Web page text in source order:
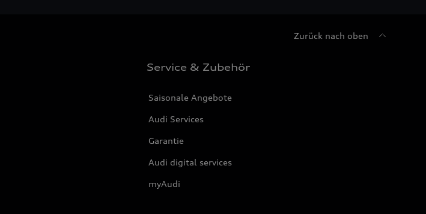
Zurück nach oben
Service & Zubehör
Saisonale Angebote
Audi Services
Garantie
Audi digital services
myAudi